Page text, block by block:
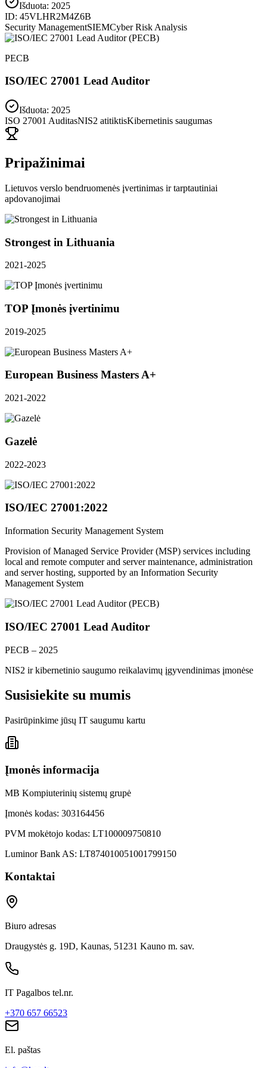
Išduota: 2025
ID: 45VLHR2M4Z6B
Security ManagementSIEMCyber Risk Analysis
PECB
ISO/IEC 27001 Lead Auditor
Išduota: 2025
ISO 27001 AuditasNIS2 atitiktisKibernetinis saugumas
Pripažinimai
Lietuvos verslo bendruomenės įvertinimas ir tarptautiniai
apdovanojimai
Strongest in Lithuania
2021-2025
TOP Įmonės įvertinimu
2019-2025
European Business Masters A+
2021-2022
Gazelė
2022-2023
ISO/IEC 27001:2022
Information Security Management System
Provision of Managed Service Provider (MSP) services including
local and remote computer and server maintenance, administration
and server hosting, supported by an Information Security
Management System
ISO/IEC 27001 Lead Auditor
PECB – 2025
NIS2 ir kibernetinio saugumo reikalavimų įgyvendinimas įmonėse
Susisiekite su mumis
Pasirūpinkime jūsų IT saugumu kartu
Įmonės informacija
MB Kompiuterinių sistemų grupė
Įmonės kodas: 303164456
PVM mokėtojo kodas: LT100009750810
Luminor Bank AS: LT874010051001799150
Kontaktai
Biuro adresas
Draugystės g. 19D, Kaunas, 51231 Kauno m. sav.
IT Pagalbos tel.nr.
+370 657 66523
El. paštas